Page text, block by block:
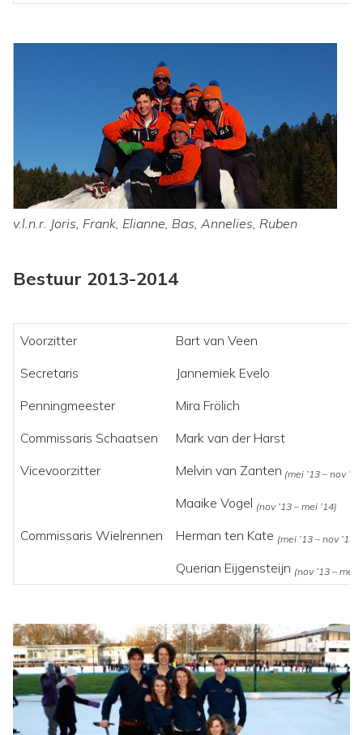
v.l.n.r. Joris, Frank, Elianne, Bas, Annelies, Ruben
Bestuur 2013-2014
Voorzitter
Bart van Veen
Secretaris
Jannemiek Evelo
Penningmeester
Mira Frölich
Commissaris Schaatsen
Mark van der Harst
Vicevoorzitter
Melvin van Zanten (mei ’13 – nov
Maaike Vogel (nov ’13 – mei ’14)
Commissaris Wielrennen Herman ten Kate (mei ’13 – nov ’13)
Querian Eijgensteijn (nov ’13 – mei